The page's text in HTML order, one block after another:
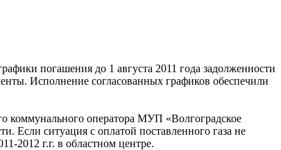
погашения до 1 августа 2011 года задолженности
Исполнение согласованных графиков обеспечили
коммунального оператора МУП «Волгоградское
Если ситуация с оплатой поставленного газа не
2012 г.г. в областном центре.